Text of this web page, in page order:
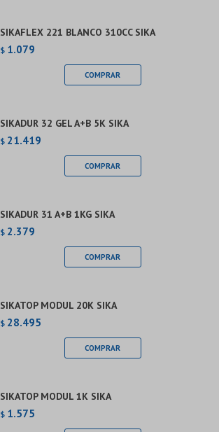
SIKAFLEX 221 BLANCO 310CC SIKA
$ 1.079
SIKADUR 32 GEL A+B 5K SIKA
$ 21.419
SIKADUR 31 A+B 1KG SIKA
$ 2.379
SIKATOP MODUL 20K SIKA
$ 28.495
SIKATOP MODUL 1K SIKA
$ 1.575